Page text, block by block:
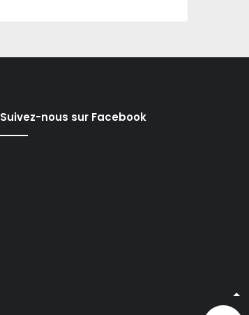
Suivez-nous sur Facebook